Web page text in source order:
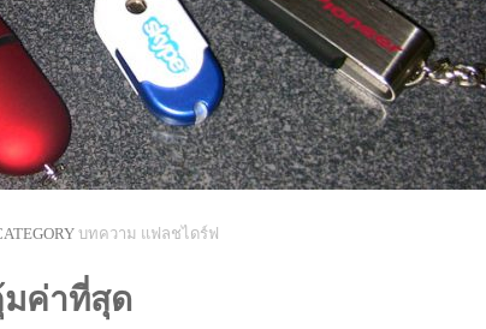
บทความ แฟลชไดร์ฟ
มค่าที่สุด